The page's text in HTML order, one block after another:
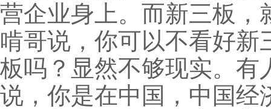
营企业身上。而新三板，
啃哥说，你可以不看好
板吗？显然不够现实。有
说，你是在中国，中国经